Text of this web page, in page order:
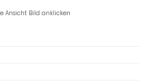
Ansicht Bild anklicken